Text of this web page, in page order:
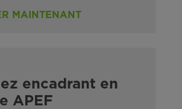
MAINTENANT
encadrant en
APEF